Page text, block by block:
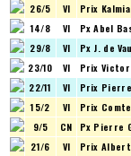
26/5
VI Prix Kalmia
14/8
VI Px Abel
29/8
VI Px J. de
23/10
VI Prix
22/11
VI Prix
15/2
VI Prix
9/5
CN Px Pierre
21/6
VI Prix